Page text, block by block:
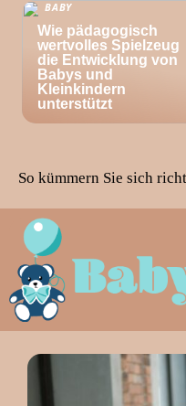
BABY
Wie pädagogisch
wertvolles Spielzeug
die Entwicklung von
Babys und
Kleinkindern
unterstützt
So kümmern Sie sich